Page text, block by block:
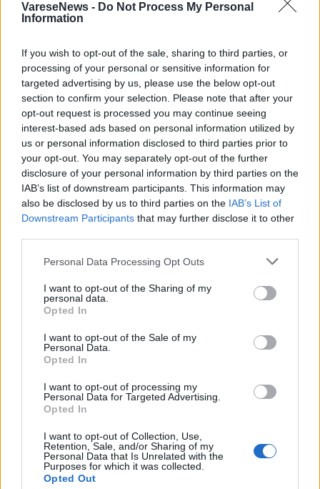
VareseNews - Do Not Process My Personal
Information
If you wish to opt-out of the sale, sharing to third parties, or
processing of your personal or sensitive information for
targeted advertising by us, please use the below opt-out
section to confirm your selection. Please note that after your
opt-out request is processed you may continue seeing
interest-based ads based on personal information utilized by
us or personal information disclosed to third parties prior to
your opt-out. You may separately opt-out of the further
disclosure of your personal information by third parties on the
IAB’s list of downstream participants. This information may
also be disclosed by us to third parties on the IAB’s List of
Downstream Participants that may further disclose it to other
Personal Data Processing Opt Outs
I want to opt-out of the Sharing of my
personal data.
Opted In
I want to opt-out of the Sale of my
Personal Data.
Opted In
I want to opt-out of processing my
Personal Data for Targeted Advertising.
Opted In
I want to opt-out of Collection, Use,
Retention, Sale, and/or Sharing of my
Personal Data that Is Unrelated with the
Purposes for which it was collected.
Opted Out
BUSTO ARSIZIO/ALTOMILANESE
ADV